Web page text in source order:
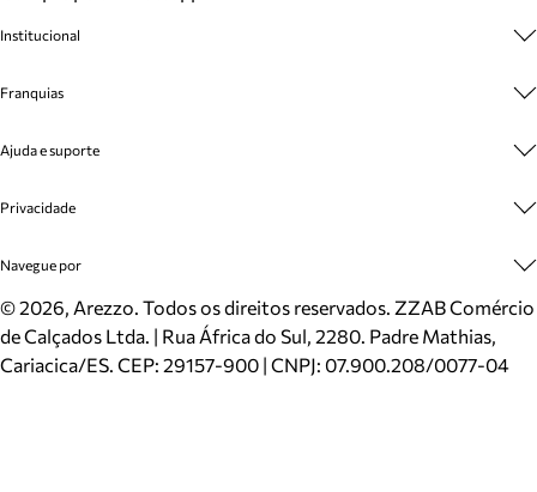
Institucional
Cashback
Venda Corporativa
Mapa do Site
Inverno
Mundo Arezzo
Franquias
Plano de Negócio
Ajuda e suporte
Cadastro
Meus Pedidos
Trocas e Devoluções
Cartão Presente
Localizador de lojas
Privacidade
Politica e Privacidade
Navegue por
Sapatos
Bolsas
Scarpins
©2026, Arezzo. Todos os direitos reservados. ZZAB Comércio
de Calçados Ltda. | Rua África do Sul, 2280. Padre Mathias,
Cariacica/ES. CEP: 29157-900 | CNPJ: 07.900.208/0077-04